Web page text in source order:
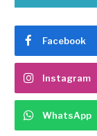
Facebook
Instagram
WhatsApp